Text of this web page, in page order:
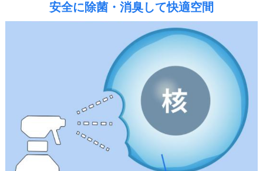
安全に除菌・消臭して快適空間